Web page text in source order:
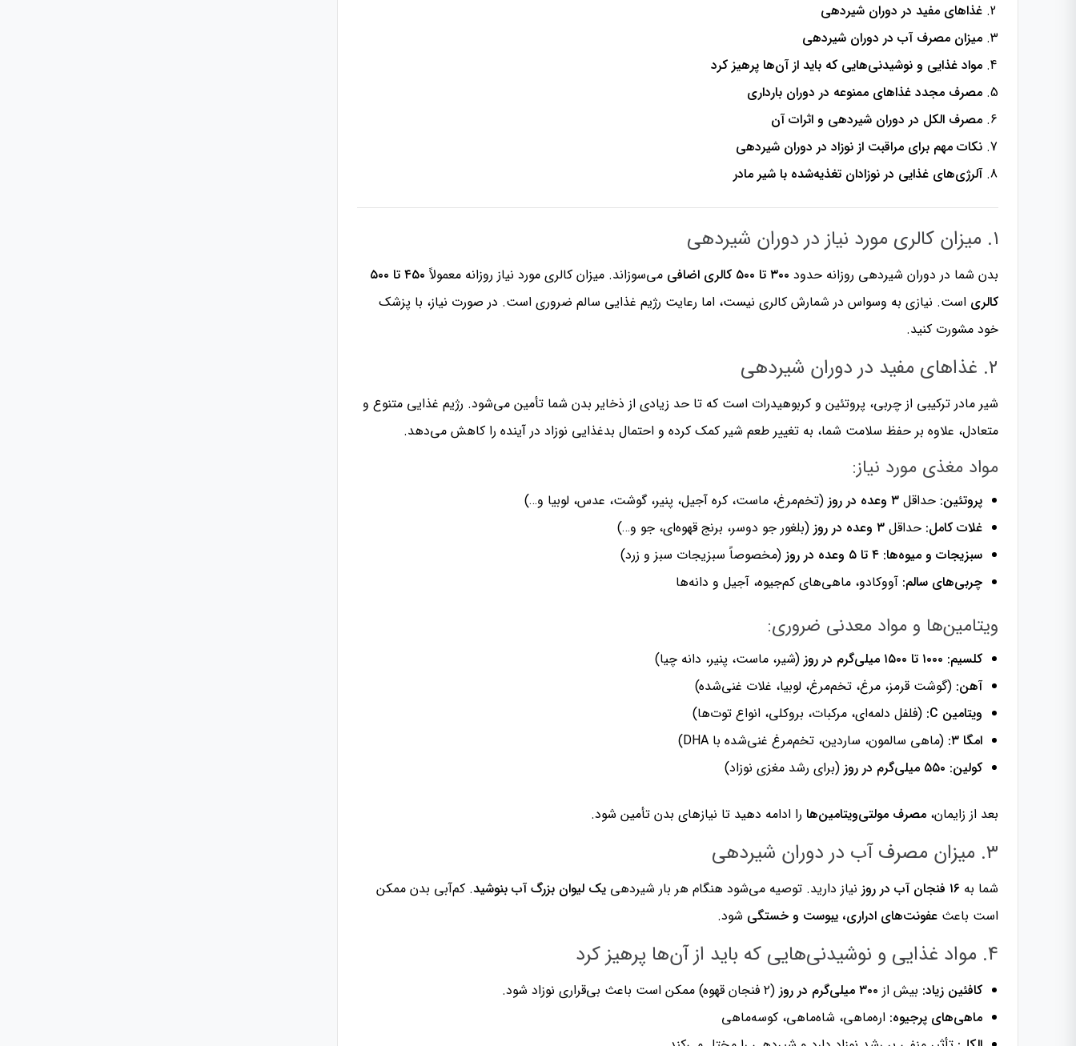
غذاهای مفید در دوران شیردهی
میزان مصرف آب در دوران شیردهی
مواد غذایی و نوشیدنی‌هایی که باید از آن‌ها پرهیز کرد
مصرف مجدد غذاهای ممنوعه در دوران بارداری
مصرف الکل در دوران شیردهی و اثرات آن
نکات مهم برای مراقبت از نوزاد در دوران شیردهی
آلرژی‌های غذایی در نوزادان تغذیه‌شده با شیر مادر
۱. میزان کالری مورد نیاز در دوران شیردهی
بدن شما در دوران شیردهی روزانه حدود ۳۰۰ تا ۵۰۰ کالری اضافی می‌سوزاند. میزان کالری مورد نیاز روزانه معمولاً
۴۵۰ تا ۵۰۰
کالری است. نیازی به وسواس در شمارش کالری نیست، اما رعایت رژیم غذایی سالم ضروری است. در صورت نیاز، با پزشک
خود مشورت کنید.
۲. غذاهای مفید در دوران شیردهی
شیر مادر ترکیبی از چربی، پروتئین و کربوهیدرات است که تا حد زیادی از ذخایر بدن شما تأمین می‌شود. رژیم غذایی متنوع و
متعادل، علاوه بر حفظ سلامت شما، به تغییر طعم شیر کمک کرده و احتمال بدغذایی نوزاد در آینده را کاهش می‌دهد.
مواد مغذی مورد نیاز:
پروتئین: حداقل ۳ وعده در روز
(تخم‌مرغ، ماست، کره آجیل، پنیر، گوشت، عدس، لوبیا و…)
غلات کامل: حداقل ۳ وعده در روز
(بلغور جو دوسر، برنج قهوه‌ای، جو و…)
سبزیجات و میوه‌ها: ۴ تا ۵ وعده در روز
(مخصوصاً سبزیجات سبز و زرد)
چربی‌های سالم: آووکادو، ماهی‌های کم‌جیوه، آجیل و دانه‌ها
ویتامین‌ها و مواد معدنی ضروری:
کلسیم: ۱۰۰۰ تا ۱۵۰۰ میلی‌گرم در روز
(شیر، ماست، پنیر، دانه چیا)
آهن: (گوشت قرمز، مرغ، تخم‌مرغ، لوبیا، غلات غنی‌شده)
ویتامین C:
(فلفل دلمه‌ای، مرکبات، بروکلی، انواع توت‌ها)
امگا ۳:
(ماهی سالمون، ساردین، تخم‌مرغ غنی‌شده با DHA)
کولین: ۵۵۰ میلی‌گرم در روز (برای رشد مغزی نوزاد)
بعد از زایمان، مصرف مولتی‌ویتامین‌ها را ادامه دهید تا نیازهای بدن تأمین شود.
۳. میزان مصرف آب در دوران شیردهی
شما به ۱۶ فنجان آب در روز نیاز دارید. توصیه می‌شود هنگام هر بار شیردهی یک لیوان بزرگ آب بنوشید. کم‌آبی بدن ممکن
است باعث عفونت‌های ادراری، یبوست و خستگی شود.
۴. مواد غذایی و نوشیدنی‌هایی که باید از آن‌ها پرهیز کرد
کافئین زیاد: بیش از ۳۰۰ میلی‌گرم در روز
(۲ فنجان قهوه) ممکن است باعث بی‌قراری نوزاد شود.
ماهی‌های پرجیوه: اره‌ماهی، شاه‌ماهی، کوسه‌ماهی